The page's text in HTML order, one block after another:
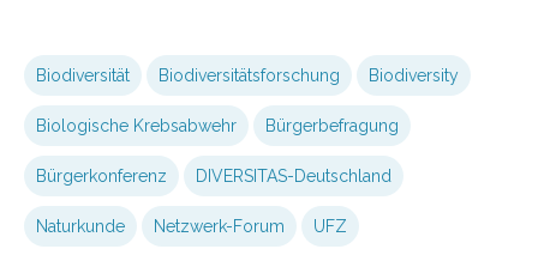
Biodiversität Biodiversitätsforschung Biodiversity
Biologische Krebsabwehr Bürgerbefragung
Bürgerkonferenz DIVERSITAS-Deutschland
Naturkunde Netzwerk-Forum UFZ